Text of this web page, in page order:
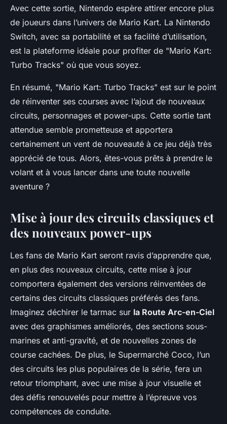
Avec cette sortie, Nintendo espère attirer encore plus
de joueurs dans l’univers de Mario Kart. La Nintendo
Switch, avec sa portabilité et sa facilité d’utilisation,
est la plateforme idéale pour profiter de "Mario Kart:
Turbo Tracks" où que vous soyez.
En résumé, "Mario Kart: Turbo Tracks" est sur le point
de réinventer ses courses avec l’ajout de nouveaux
circuits, personnages et power-ups. Cette sortie tant
attendue semble prometteuse et apportera
certainement un vent de nouveauté à ce jeu déjà très
apprécié de tous. Alors, êtes-vous prêts à prendre le
volant et à vous lancer dans une toute nouvelle
aventure ?
Mise à jour des circuits classiques et
des nouveaux power-ups
Les fans de Mario Kart seront ravis d’apprendre que,
en plus des nouveaux circuits, cette mise à jour
comportera également des versions réinventées de
certains des circuits classiques préférés des fans.
Imaginez déchirer le tarmac sur la Route Arc-en-Ciel
avec des graphismes améliorés, des sections sous-
marines et anti-gravité, et de nouvelles zones de
course cachées. De plus, le Supermarché Coco, l’un
des circuits les plus populaires de la série, fera un
retour triomphant, avec une mise à jour visuelle et
des défis renouvelés pour mettre à l’épreuve vos
compétences de conduite.